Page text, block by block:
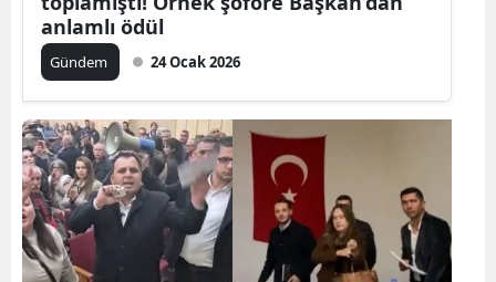
anlamlı ödül
Gündem 24 Ocak 2026